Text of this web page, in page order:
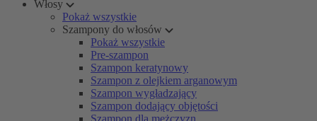
Włosy
Pokaż wszystkie
Szampony do włosów
Pokaż wszystkie
Pre-szampon
Szampon keratynowy
Szampon z olejkiem arganowym
Szampon wygładzający
Szampon dodający objętości
Szampon dla mężczyzn